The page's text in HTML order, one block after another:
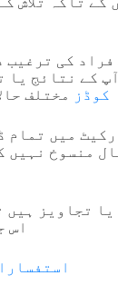
کی
کے نتائج
GS1 ڈیجیٹل لنک QR کوڈز مختلف
میں
منسوخ
تجاویز
اس